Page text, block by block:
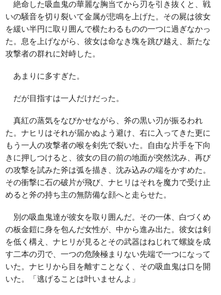
絶命した吸血鬼の華麗な胸当てから刃を引き抜くと、戦
いの騒音を切り裂いて金属が悲鳴を上げた。その屍は彼女
を緩い半円に取り囲んで横たわるものの一つに過ぎなかっ
た。息を上げながら、彼女は命なき塊を跳び越え、新たな
攻撃者の群れに対峙した。
あまりに多すぎた。
だが目指すは一人だけだった。
真紅の蒸気をなびかせながら、斧の黒い刃が振るわれ
た。ナヒリはそれが届かぬよう避け、右に入ってきた更に
もう一人の攻撃者の喉を剣先で裂いた。自由な片手を下向
きに押しつけると、彼女の目の前の地面が突然沈み、再び
の攻撃を試みた斧は弧を描き、沈み込みの端をかすめた。
その衝撃に石の破片が飛び、ナヒリはそれを魔力で受け止
めると斧の持ち主の無防備な顔へと走らせた。
別の吸血鬼達が彼女を取り囲んだ。その一体、白づくめ
の板金鎧に身を包んだ女性が、中から進み出た。彼女は剣
を低く構え、ナヒリが見るとその武器はねじれて螺旋を成
す二本の刃で、一つの危険極まりない先端で一つになって
いた。ナヒリから目を離すことなく、その吸血鬼は口を開
いた。「逃げることは叶いませんよ」